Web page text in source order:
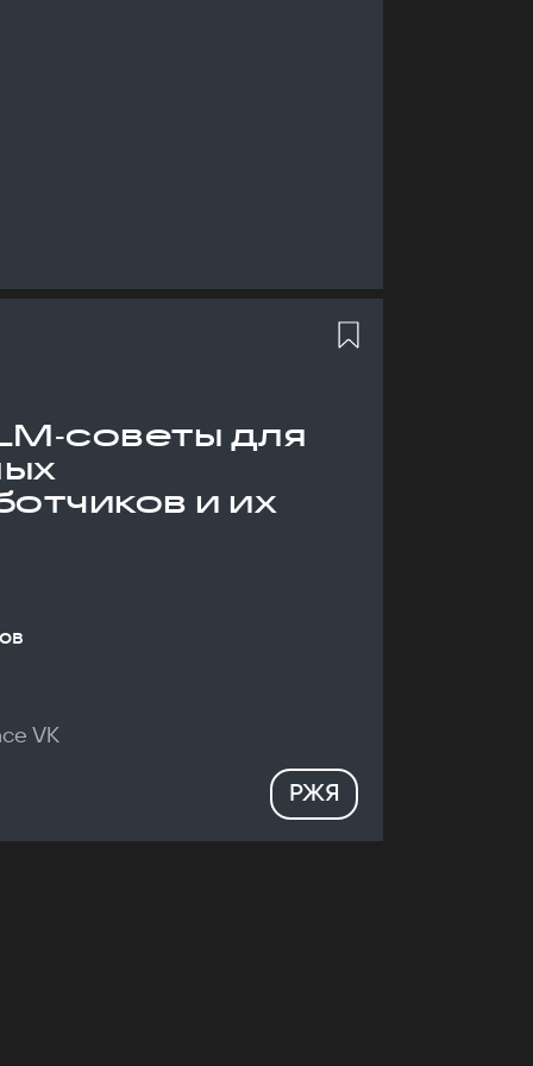
для
и их
VK
РЖЯ